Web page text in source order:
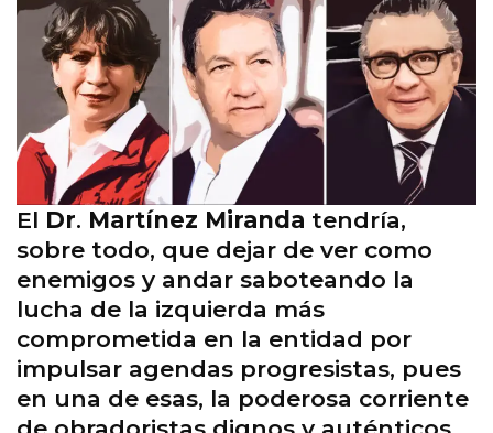
El Dr. Martínez Miranda tendría,
sobre todo, que dejar de ver como
enemigos y andar saboteando la
lucha de la izquierda más
comprometida en la entidad por
impulsar agendas progresistas, pues
en una de esas, la poderosa corriente